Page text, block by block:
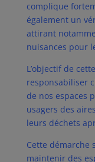
complique
également un
attirant
nuisances pour
L’objectif de
responsabiliser
de nos espaces
usagers des
leurs déchets
Cette démarche
maintenir des